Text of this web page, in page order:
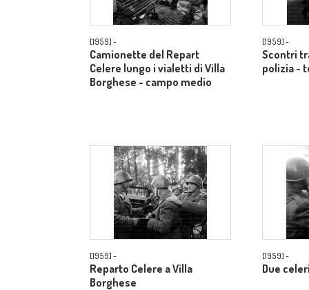
[1959] -
Camionette del Repart
Celere lungo i vialetti di Villa
Borghese - campo medio
[1959] -
Scontri
polizia -
[1959] -
Reparto Celere a Villa
Borghese
[1959] -
Due